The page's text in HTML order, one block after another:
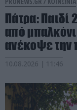
Πάτρα: Παιδί
από
ανέκοψε την
10.08.2026 | 11:46